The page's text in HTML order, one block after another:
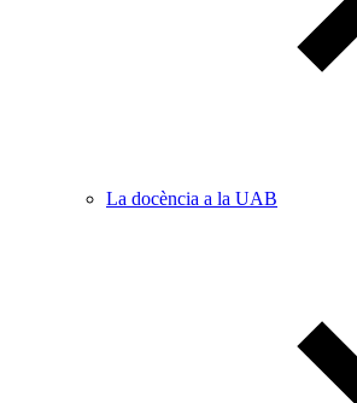
La docència a la UAB